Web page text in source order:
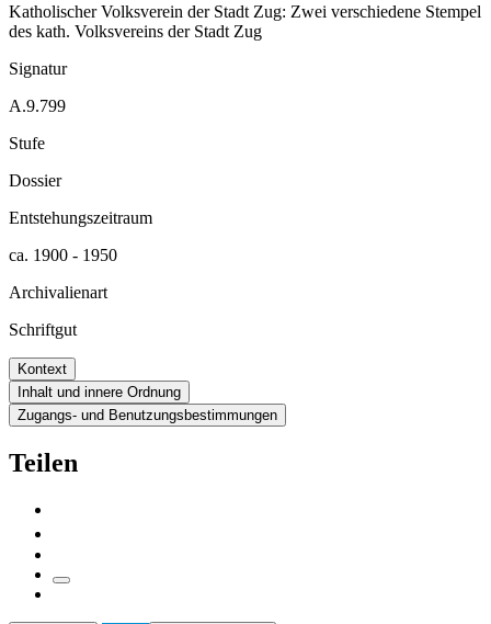
Katholischer Volksverein der Stadt Zug: Zwei verschiedene Stempel
des kath. Volksvereins der Stadt Zug
Signatur
A.9.799
Stufe
Dossier
Entstehungszeitraum
ca. 1900 - 1950
Archivalienart
Schriftgut
Kontext
Inhalt und innere Ordnung
Zugangs- und Benutzungsbestimmungen
Teilen